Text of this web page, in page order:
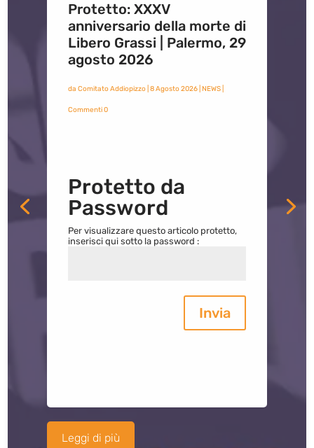
Protetto: XXXV
anniversario della morte di
Libero Grassi | Palermo, 29
agosto 2026
da Comitato Addiopizzo| 8 Agosto 2026| NEWS|
Commenti 0
Protetto da
Password
Per visualizzare questo articolo protetto,
inserisci qui sotto la password :
Invia
Leggi di più